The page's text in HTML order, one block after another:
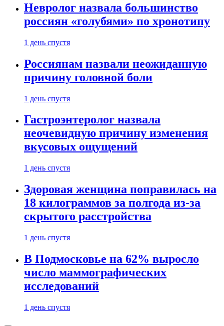
Невролог назвала большинство
россиян «голубями» по хронотипу
1 день спустя
Россиянам назвали неожиданную
причину головной боли
1 день спустя
Гастроэнтеролог назвала
неочевидную причину изменения
вкусовых ощущений
1 день спустя
Здоровая женщина поправилась на
18 килограммов за полгода из-за
скрытого расстройства
1 день спустя
В Подмосковье на 62% выросло
число маммографических
исследований
1 день спустя